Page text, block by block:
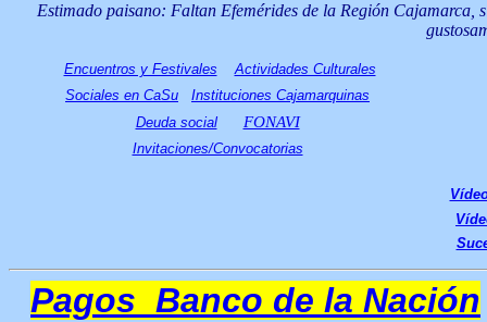
Estimado paisano: Faltan Efemérides de la Región Cajamarca,
Encuentros y Festivales
Actividades Culturales
Sociales en CaSu
Instituciones Cajamarquinas
Deuda social
FONAVI
Invitaciones/Convocatorias
Pagos Banco de la Nación